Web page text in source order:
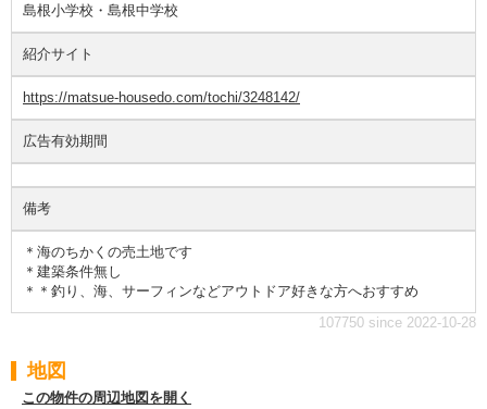
島根小学校・島根中学校
紹介サイト
https://matsue-housedo.com/tochi/3248142/
広告有効期間
備考
＊海のちかくの売土地です
＊建築条件無し
＊＊釣り、海、サーフィンなどアウトドア好きな方へおすすめ
107750 since 2022-10-28
地図
この物件の周辺地図を開く